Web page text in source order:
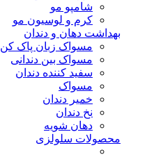
شامپو مو
کرم و لوسیون مو
بهداشت دهان و دندان
مسواک زبان پاک کن
مسواک بین دندانی
سفید کننده دندان
مسواک
خمیر دندان
نخ دندان
دهان شویه
محصولات سلولزی